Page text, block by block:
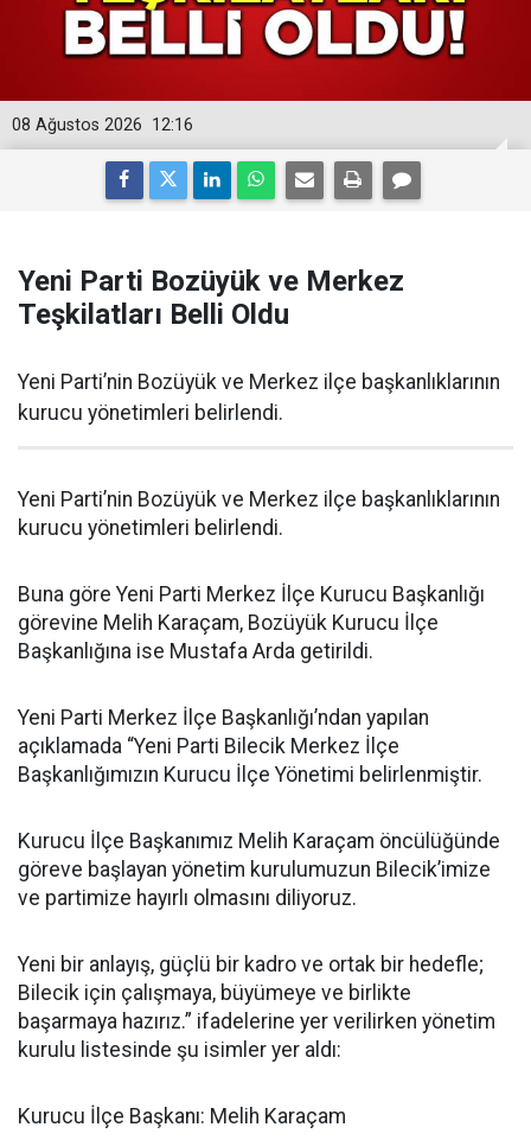
12:16
08 Ağustos 2026
Yeni Parti Bozüyük ve Merkez
Teşkilatları Belli Oldu
Yeni Parti’nin Bozüyük ve Merkez ilçe başkanlıklarının
kurucu yönetimleri belirlendi.
Yeni Parti’nin Bozüyük ve Merkez ilçe başkanlıklarının
kurucu yönetimleri belirlendi.
Buna göre Yeni Parti Merkez İlçe Kurucu Başkanlığı
görevine Melih Karaçam, Bozüyük Kurucu İlçe
Başkanlığına ise Mustafa Arda getirildi.
Yeni Parti Merkez İlçe Başkanlığı’ndan yapılan
açıklamada “Yeni Parti Bilecik Merkez İlçe
Başkanlığımızın Kurucu İlçe Yönetimi belirlenmiştir.
Kurucu İlçe Başkanımız Melih Karaçam öncülüğünde
göreve başlayan yönetim kurulumuzun Bilecik’imize
ve partimize hayırlı olmasını diliyoruz.
Yeni bir anlayış, güçlü bir kadro ve ortak bir hedefle;
Bilecik için çalışmaya, büyümeye ve birlikte
başarmaya hazırız.” ifadelerine yer verilirken yönetim
kurulu listesinde şu isimler yer aldı:
Kurucu İlçe Başkanı: Melih Karaçam